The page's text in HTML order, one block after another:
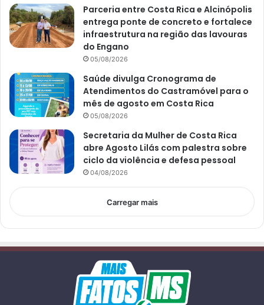
Parceria entre Costa Rica e Alcinópolis
entrega ponte de concreto e fortalece
infraestrutura na região das lavouras
do Engano
05/08/2026
Saúde divulga Cronograma de
Atendimentos do Castramóvel para o
mês de agosto em Costa Rica
05/08/2026
Secretaria da Mulher de Costa Rica
abre Agosto Lilás com palestra sobre
ciclo da violência e defesa pessoal
04/08/2026
Carregar mais